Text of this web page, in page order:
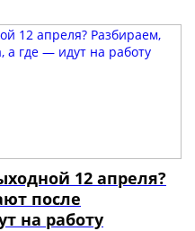
12 апреля?
после
на работу